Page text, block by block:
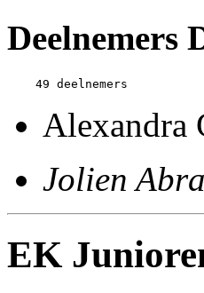
Deelnemers
Alexandra
Jolien
EK